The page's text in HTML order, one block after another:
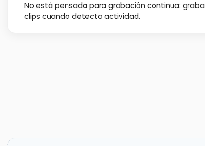
No está pensada para grabación continua: graba
clips cuando detecta actividad.